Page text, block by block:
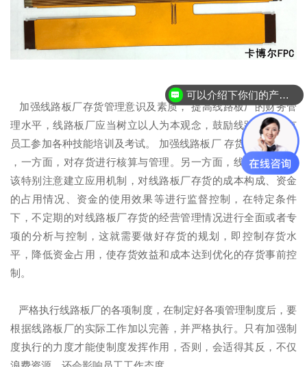
加强线路板厂存货管理意识及素质， 提高线路板厂的财务管
理水平，线路板厂应当树立以人为本观念，鼓励线路板厂现有
员工参加各种技能培训及考试。 加强线路板厂 存货的核算管理
，一方面，对存货进行核算与管理。另一方面，线路板厂还应
该特别注意建立应用机制，对线路板厂存货的成本构成、资金
的占用情况、资金的使用效果等进行监督控制，在特定条件
下，不定期的对线路板厂存货的经营管理情况进行全面或者专
项的分析与控制，这就需要做好存货的规划，即控制存货水
平，降低资金占用，使存货效益和成本达到优化的存货事前控
制。
严格执行线路板厂的各项制度，在制定好各项管理制度后，要
根据线路板厂的实际工作加以完善，并严格执行。只有加强制
度执行的力度才能使制度发挥作用，否则，会适得其反，不仅
可以介绍下你们的产品么？